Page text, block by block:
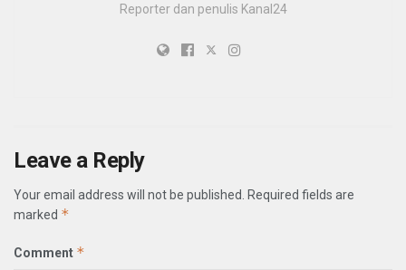
Reporter dan penulis Kanal24
Leave a Reply
Your email address will not be published.
Required fields are
marked *
Comment *